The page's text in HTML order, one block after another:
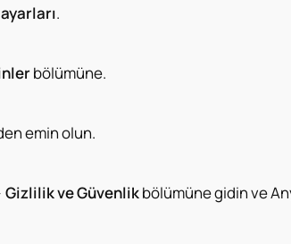
.
bölümüne.
emin olun.
Gizlilik ve Güvenlikbölümüne gidin ve